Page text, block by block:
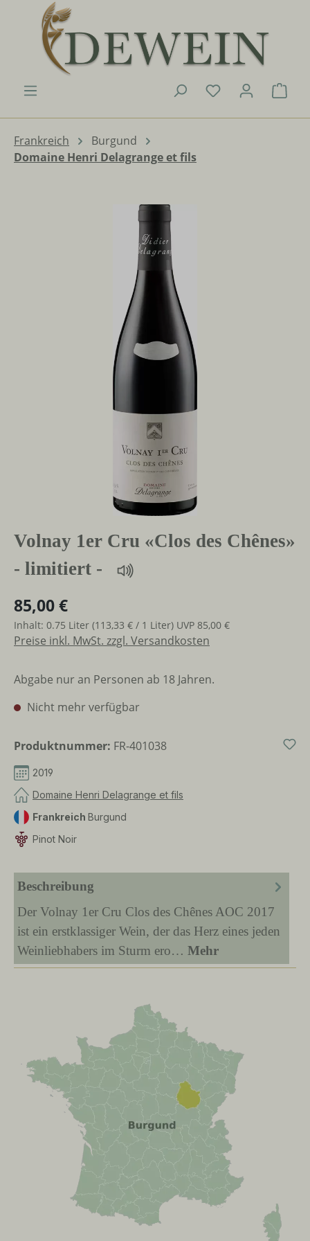
Zum Hauptinhalt springen
Du hast 0
Frankreich
Burgund
Domaine Henri Delagrange et fils
Volnay 1er Cru «Clos des Chênes»
- limitiert -
85,00 €
Inhalt: 0.75 Liter (113,33 € / 1 Liter) UVP 85,00 €
Preise inkl. MwSt. zzgl. Versandkosten
Abgabe nur an Personen ab 18 Jahren.
Nicht mehr verfügbar
Produktnummer: FR-401038
2019
Domaine Henri Delagrange et fils
Frankreich Burgund
Pinot Noir
Beschreibung
Der Volnay 1er Cru Clos des Chênes AOC 2017
ist ein erstklassiger Wein, der das Herz eines jeden
Weinliebhabers im Sturm ero… Mehr